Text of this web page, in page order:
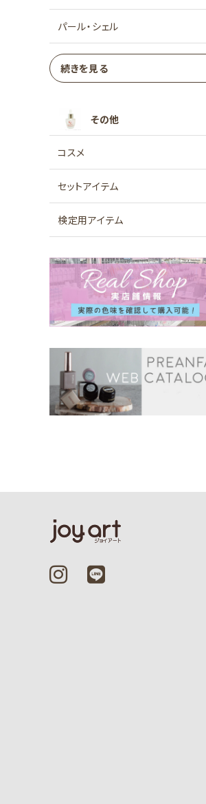
パール・シェル
続きを見る
その他
コスメ
セットアイテム
検定用アイテム